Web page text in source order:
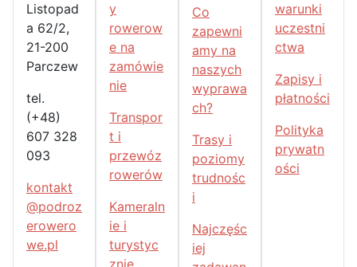
Listopad
a 62/2,
21-200
Parczew
tel.
(+48)
607 328
093
kontakt
@podroz
erowero
we.pl
y
rowerow
e na
zamówie
nie
Transpor
t i
przewóz
rowerów
Kameraln
ie i
turystyc
Co
zapewni
amy na
naszych
wyprawa
ch?
Trasy i
poziomy
trudnośc
i
Najczęśc
iej
warunki
uczestni
ctwa
Zapisy i
płatności
Polityka
prywatn
ości